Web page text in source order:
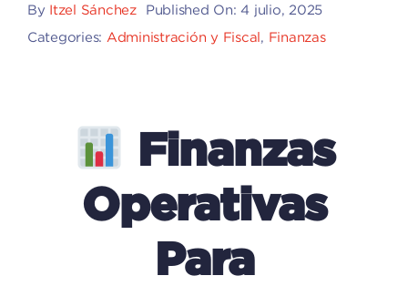
By Itzel Sánchez
Published On: 4 julio, 2025
Categories: Administración y Fiscal Finanzas
Finanzas
Operativas
Para